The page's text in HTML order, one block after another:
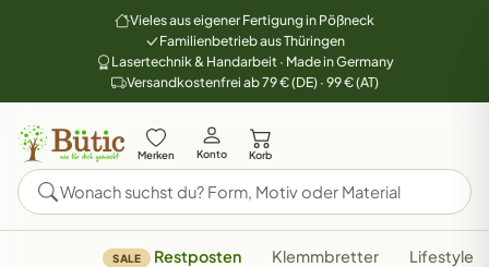
Vieles aus eigener Fertigung in Pößneck
Familienbetrieb aus Thüringen
Lasertechnik & Handarbeit · Made in Germany
Versandkostenfrei ab 79 € (DE) · 99 € (AT)
Merken Konto Korb
SALE Restposten Klemmbretter Lifestyle